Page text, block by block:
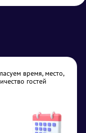
время, место,
гостей